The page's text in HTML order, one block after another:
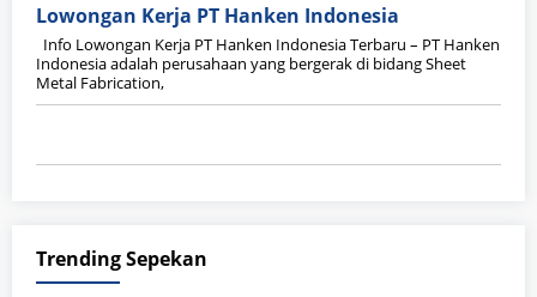
Lowongan Kerja PT Hanken Indonesia
Info Lowongan Kerja PT Hanken Indonesia Terbaru – PT Hanken
Indonesia adalah perusahaan yang bergerak di bidang Sheet
Metal Fabrication,
Trending Sepekan